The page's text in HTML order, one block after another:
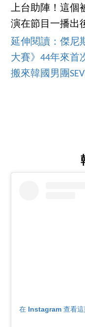
上台助陣！這個
演在節目一播出
延伸閱讀：傑尼
大賽》44年來首
搬來韓國男團
在 Instagram 查看這